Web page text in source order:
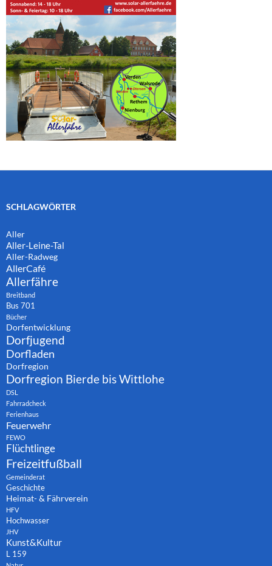
SCHLAGWÖRTER
Aller
Aller-Leine-Tal
Aller-Radweg
AllerCafé
Allerfähre
Breitband
Bus 701
Bücher
Dorfentwicklung
Dorfjugend
Dorfladen
Dorfregion
Dorfregion Bierde bis Wittlohe
DSL
Fahrradcheck
Ferienhaus
Feuerwehr
FEWO
Flüchtlinge
Freizeitfußball
Gemeinderat
Geschichte
Heimat- & Fährverein
HFV
Hochwasser
JHV
Kunst&Kultur
L 159